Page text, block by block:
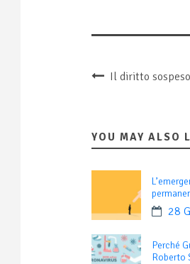
Il diritto
YOU MAY ALSO
28
Perché
Roberto